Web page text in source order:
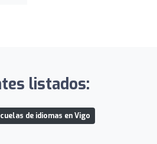
listados:
de idiomas en Vigo